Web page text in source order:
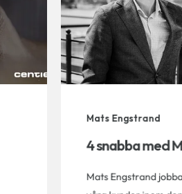
Mats Engstrand
4 snabba med
Mats Engstrand